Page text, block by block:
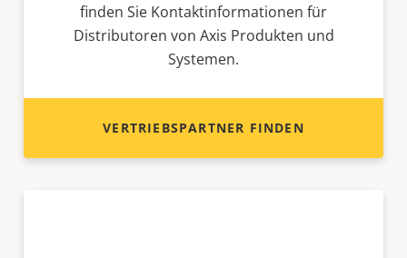
finden Sie Kontaktinformationen für
Distributoren von Axis Produkten und
Systemen.
VERTRIEBSPARTNER FINDEN